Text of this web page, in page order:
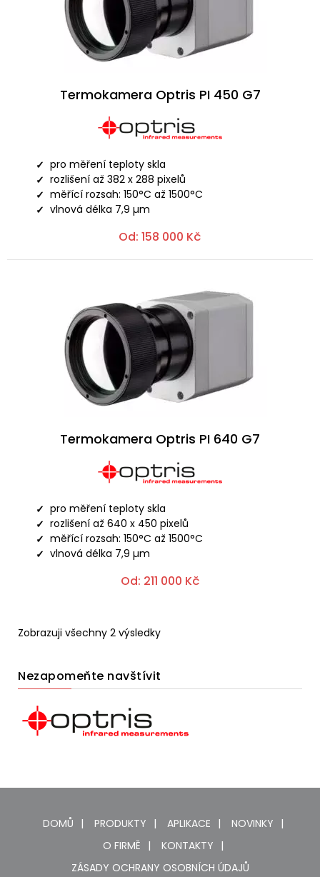
Termokamera Optris PI 450 G7
pro měření teploty skla
rozlišení až 382 x 288 pixelů
měřící rozsah: 150°C až 1500°C
vlnová délka 7,9 µm
Od: 158 000 Kč
Termokamera Optris PI 640 G7
pro měření teploty skla
rozlišení až 640 x 450 pixelů
měřící rozsah: 150°C až 1500°C
vlnová délka 7,9 µm
Od: 211 000 Kč
Zobrazuji všechny 2 výsledky
Nezapomeňte navštívit
DOMŮ PRODUKTY APLIKACE
NOVINKY
O FIRMĚ
KONTAKTY
ZÁSADY OCHRANY OSOBNÍCH ÚDAJŮ